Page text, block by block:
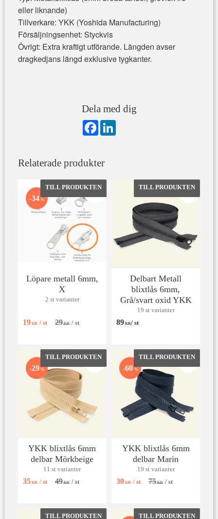
eller liknande)
Tillverkare: YKK (Yoshida Manufacturing)
Försäljningsenhet: Styckvis
Övrigt: Extra kraftigt utförande. Längden avser
dragkedjans längd exklusive tygkanter.
Dela med dig
F
o
k
L
Relaterade produkter
Löpare metall 6mm,
X
2 st varianter
19KR / st 29KR / st
34 % Lägg till i favoriter
Delbart Metall
blixtlås 6mm,
Grå/svart oxid YKK
19 st varianter
89 KR/ st
Lägg till
YKK blixtlås 6mm
delbar Mörkbeige
11 st varianter
35KR / st 49KR / st
29 % Lägg till i favoriter
YKK blixtlås 6mm
delbar Marin
19 st varianter
30 KR / st 75KR / st
60 % Lägg till